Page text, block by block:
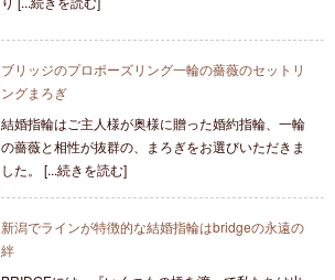
ブリッジのプロポーズリング一輪の薔薇のセットリ
ングまろぎ
結婚指輪はご主人様が奥様に贈った婚約指輪、一輪
の薔薇と相性が抜群の、まろぎをお選びいただきま
した。 [...続きを読む]
新潟でラインが特徴的な結婚指輪はbridgeの永遠の
絆